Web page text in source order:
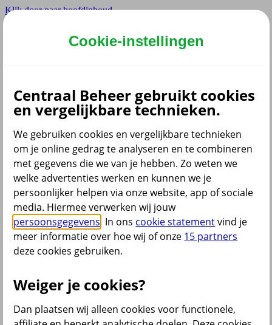
Klik door naar hoofdinhoud
Hoofdmenu navigatie zakelijk
Adviseur
Partner
Producten
Voor wie Service & contact
terug
Cookie-instellingen
Centraal Beheer gebruikt cookies
en vergelijkbare technieken.
We gebruiken cookies en vergelijkbare technieken
om je online gedrag te analyseren en te combineren
met gegevens die we van je hebben. Zo weten we
welke advertenties werken en kunnen we je
persoonlijker helpen via onze website, app of sociale
media. Hiermee verwerken wij jouw
persoonsgegevens . In ons cookie statementvind je
meer informatie over hoe wij of onze 15 partners
deze cookies gebruiken.
Weiger je cookies?
Dan plaatsen wij alleen cookies voor functionele,